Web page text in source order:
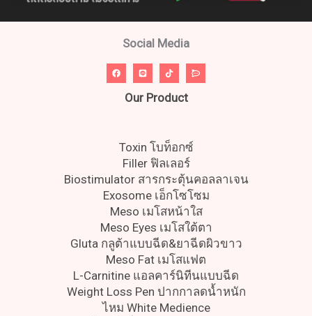
Social Media
Our Product
Toxin โบท็อกซ์
Filler ฟิลเลอร์
Biostimulator สารกระตุ้นคอลลาเจน
Exosome เอ็กโซโซม
Meso เมโสหน้าใส
Meso Eyes เมโสใต้ตา
Gluta กลูต้าแบบฉีด&ยาฉีดผิวขาว
Meso Fat เมโสแฟต
L-Carnitine แอลคาร์นิทีนแบบฉีด
Weight Loss Pen ปากกาลดน้ำหนัก
ไหม White Medience